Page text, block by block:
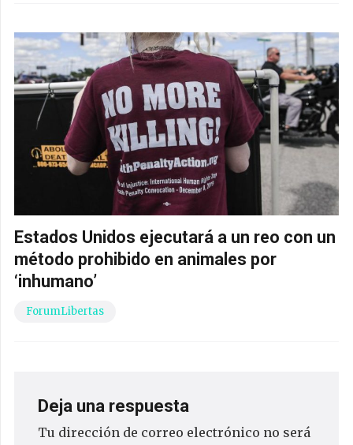
Estados Unidos ejecutará a un reo con un
método prohibido en animales por
‘inhumano’
ForumLibertas
Deja una respuesta
Tu dirección de correo electrónico no será